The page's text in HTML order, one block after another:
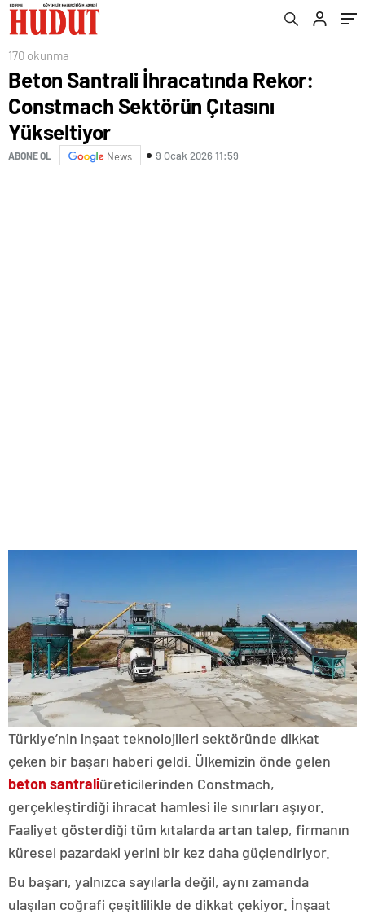
170 okunma
Beton Santrali İhracatında Rekor:
Constmach Sektörün Çıtasını
Yükseltiyor
ABONE OL News 9 Ocak 2026 11:59
Türkiye’nin inşaat teknolojileri sektöründe dikkat
çeken bir başarı haberi geldi. Ülkemizin önde gelen
beton santraliüreticilerinden Constmach,
gerçekleştirdiği ihracat hamlesi ile sınırları aşıyor.
Faaliyet gösterdiği tüm kıtalarda artan talep, firmanın
küresel pazardaki yerini bir kez daha güçlendiriyor.
Bu başarı, yalnızca sayılarla değil, aynı zamanda
ulaşılan coğrafi çeşitlilikle de dikkat çekiyor. İnşaat